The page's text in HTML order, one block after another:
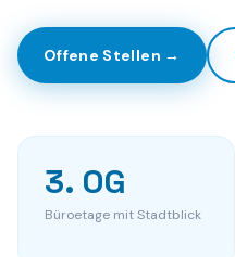
Offene Stellen →
3. OG
Büroetage mit Stadtblick